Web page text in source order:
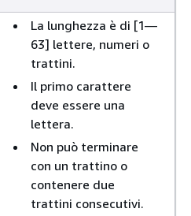
La lunghezza è di [1—
63] lettere, numeri o
trattini.
Il primo carattere
deve essere una
lettera.
Non può terminare
con un trattino o
contenere due
trattini consecutivi.